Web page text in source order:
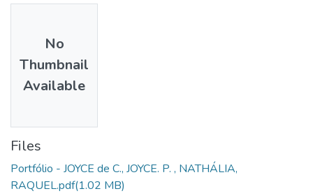
No
Thumbnail
Available
Files
Portfólio - JOYCE de C., JOYCE. P. , NATHÁLIA,
RAQUEL.pdf(1.02 MB)